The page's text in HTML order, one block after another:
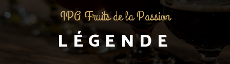
IPA Fruits de la Passion
LÉGENDE